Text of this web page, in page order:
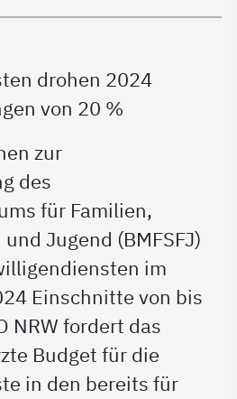
drohen 2024
von 20 %
zur
des
für Familien,
Jugend (BMFSFJ)
im
Einschnitte von bis
NRW fordert das
Budget für die
in den bereits für